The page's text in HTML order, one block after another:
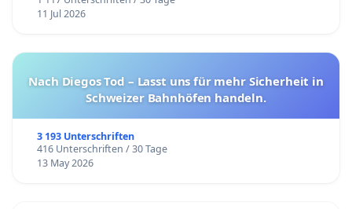
11 Jul 2026
Nach Diegos Tod – Lasst uns für mehr Sicherheit in
Schweizer Bahnhöfen handeln.
3 193 Unterschriften
416 Unterschriften / 30 Tage
13 May 2026